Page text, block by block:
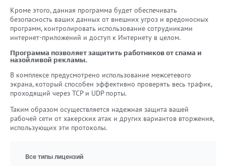
Кроме этого, данная программа будет обеспечивать
безопасность ваших данных от внешних угроз и вредоносных
программ, контролировать использование сотрудниками
интернет-приложений и доступ к Интернету в целом.
Программа позволяет защитить работников от спама и
назойливой рекламы.
В комплексе предусмотрено использование межсетевого
экрана, который способен эффективно проверять весь трафик,
проходящий через TCP и UDP порты.
Таким образом осуществляется надежная защита вашей
рабочей сети от хакерских атак и других вариантов вторжения,
использующих эти протоколы.
Все типы лицензий